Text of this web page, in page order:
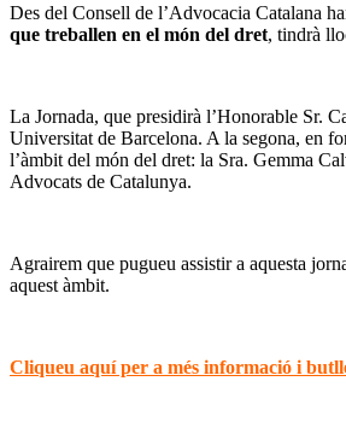
Des del Consell de l’Advocacia Catalana
que treballen en el món del dret, tindrà
La Jornada, que presidirà l’Honorable Sr.
Universitat de Barcelona. A la segona, en
l’àmbit del món del dret: la Sra. Gemma
Advocats de Catalunya.
Agrairem que pugueu assistir a aquesta
aquest àmbit.
Cliqueu aquí per a més informació i